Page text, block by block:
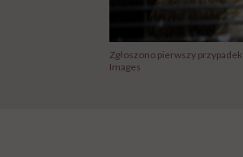
Zgłoszono pierwszy
Images